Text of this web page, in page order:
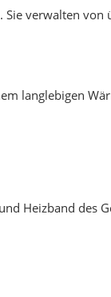
Sie verwalten
langlebigen
Heizband des